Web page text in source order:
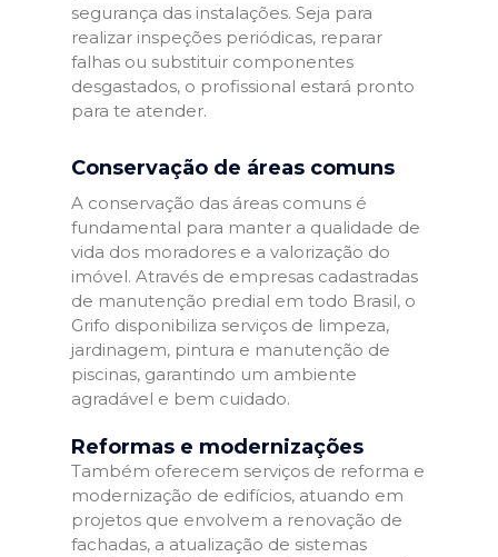
segurança das instalações. Seja para
realizar inspeções periódicas, reparar
falhas ou substituir componentes
desgastados, o profissional estará pronto
para te atender.
Conservação de áreas comuns
A conservação das áreas comuns é
fundamental para manter a qualidade de
vida dos moradores e a valorização do
imóvel. Através de empresas cadastradas
de manutenção predial em todo Brasil, o
Grifo disponibiliza serviços de limpeza,
jardinagem, pintura e manutenção de
piscinas, garantindo um ambiente
agradável e bem cuidado.
Reformas e modernizações
Também oferecem serviços de reforma e
modernização de edifícios, atuando em
projetos que envolvem a renovação de
fachadas, a atualização de sistemas